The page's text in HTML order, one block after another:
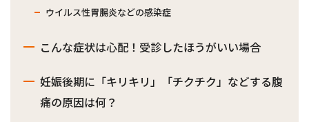
ウイルス性胃腸炎などの感染症
こんな症状は心配！受診したほうがいい場合
妊娠後期に「キリキリ」「チクチク」などする腹
痛の原因は何？